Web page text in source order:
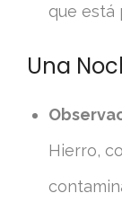
que está
Una
Hierro,